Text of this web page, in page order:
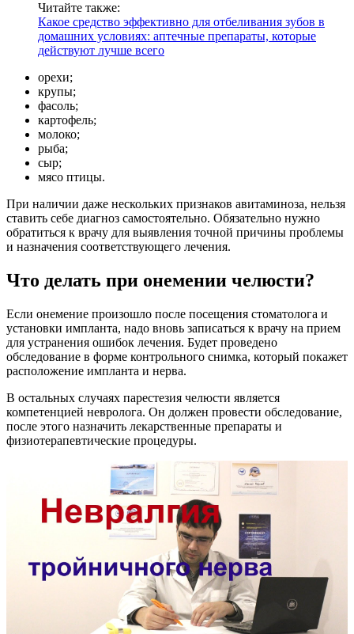
Читайте также:
Какое средство эффективно для отбеливания зубов в
домашних условиях: аптечные препараты, которые
действуют лучше всего
орехи;
крупы;
фасоль;
картофель;
молоко;
рыба;
сыр;
мясо птицы.
При наличии даже нескольких признаков авитаминоза, нельзя
ставить себе диагноз самостоятельно. Обязательно нужно
обратиться к врачу для выявления точной причины проблемы
и назначения соответствующего лечения.
Что делать при онемении челюсти?
Если онемение произошло после посещения стоматолога и
установки импланта, надо вновь записаться к врачу на прием
для устранения ошибок лечения. Будет проведено
обследование в форме контрольного снимка, который покажет
расположение импланта и нерва.
В остальных случаях парестезия челюсти является
компетенцией невролога. Он должен провести обследование,
после этого назначить лекарственные препараты и
физиотерапевтические процедуры.